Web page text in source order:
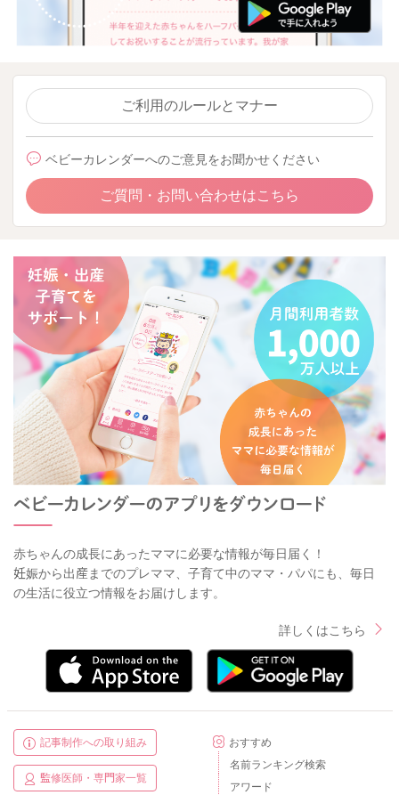
ご利用のルールとマナー
ベビーカレンダーへのご意見をお聞かせください
ご質問・お問い合わせはこちら
赤ちゃんの成長にあったママに必要な情報が毎日届く！
妊娠から出産までのプレママ、子育て中のママ・パパにも、毎日
の生活に役立つ情報をお届けします。
詳しくはこちら
記事制作への取り組み
監修医師・専門家一覧
おすすめ
名前ランキング検索
アワード